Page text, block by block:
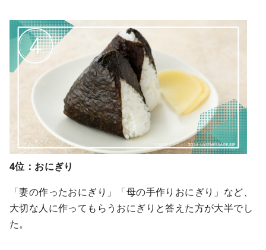
4位：おにぎり
「妻の作ったおにぎり」「母の手作りおにぎり」など、
大切な人に作ってもらうおにぎりと答えた方が大半でし
た。